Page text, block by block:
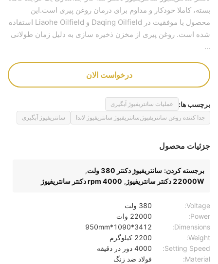
بسته، کاملا خودکار و مداوم برای درمان روغن پیری است.این
محصول با موفقیت در Daqing Oilfield و Liaohe Oilfield استفاده
شده است. روغن پیری از مخزن ذخیره سازی به دلیل زمان طولانی
...
درخواست الان
برچسب ها:
عملیات سانتریفیوژ آبگیری
جدا کننده روغن سانتریفیوژ,سانتریفیوژ سانتریفیوژ لاندا
سانتریفیوژ آبگیری
جزئیات محصول
برجسته کردن: سانتریفیوژ دکنتر 380 ولت
,
22000W دکنتر سانتریفیوژ
, 4000 rpm دکنتر سانتریفیوژ
Voltage:
380 ولت
Power:
22000 وات
Dimensions:
3412*1090*950mm
Weight:
2200 کیلوگرم
Setting Speed:
4000 دور در دقیقه
Material:
فولاد ضد زنگ